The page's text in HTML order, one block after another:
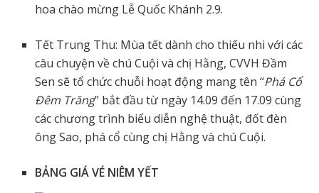
hoa chào mừng Lễ Quốc Khánh 2.9.
Tết Trung Thu: Mùa tết dành cho thiếu nhi với các
câu chuyện về chú Cuội và chị Hằng, CVVH Đầm
Sen sẽ tổ chức chuỗi hoạt động mang tên “Phá Cổ
Đêm Trăng” bắt đầu từ ngày 14.09 đến 17.09 cùng
các chương trình biểu diễn nghệ thuật, đốt đèn
ông Sao, phá cổ cùng chị Hằng và chú Cuội.
BẢNG GIÁ VÉ NIÊM YẾT